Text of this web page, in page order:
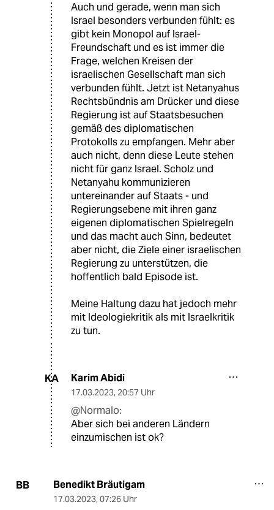
Auch und gerade, wenn man sich
Israel besonders verbunden fühlt: es
gibt kein Monopol auf Israel-
Freundschaft und es ist immer die
Frage, welchen Kreisen der
israelischen Gesellschaft man sich
verbunden fühlt. Jetzt ist Netanyahus
Rechtsbündnis am Drücker und diese
Regierung ist auf Staatsbesuchen
gemäß des diplomatischen
Protokolls zu empfangen. Mehr aber
auch nicht, denn diese Leute stehen
nicht für ganz Israel. Scholz und
Netanyahu kommunizieren
untereinander auf Staats - und
Regierungsebene mit ihren ganz
eigenen diplomatischen Spielregeln
und das macht auch Sinn, bedeutet
aber nicht, die Ziele einer israelischen
Regierung zu unterstützen, die
hoffentlich bald Episode ist.
Meine Haltung dazu hat jedoch mehr
mit Ideologiekritik als mit Israelkritik
zu tun.
KA Karim Abidi
17.03.2023, 20:57 Uhr
@Normalo:
Aber sich bei anderen Ländern
einzumischen ist ok?
BB Benedikt Bräutigam
17.03.2023, 07:26 Uhr